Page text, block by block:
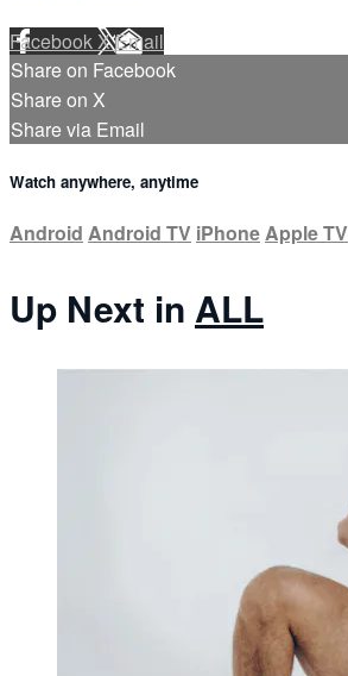
FacebookXEmail
Share on Facebook
Share on X
Share via Email
Watch anywhere, anytime
Android Android TV iPhoneApple TV
Up Next in ALL